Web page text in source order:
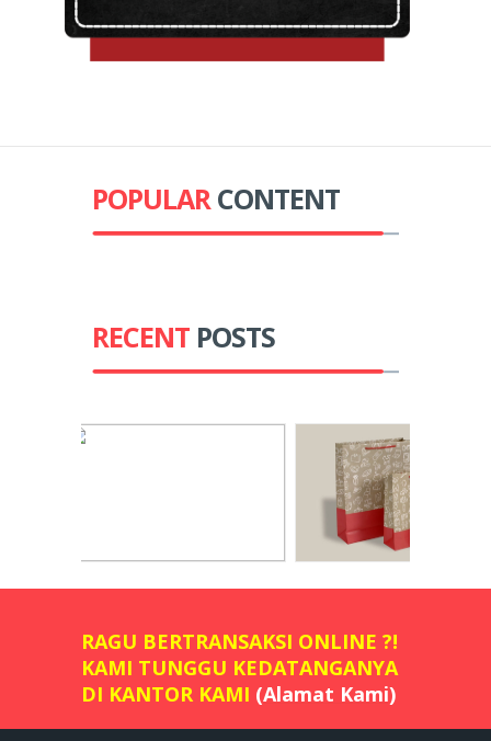
POPULARCONTENT
RECENT POSTS
RAGU BERTRANSAKSI ONLINE ?!
KAMI TUNGGU KEDATANGANYA
DI KANTOR KAMI (Alamat Kami)